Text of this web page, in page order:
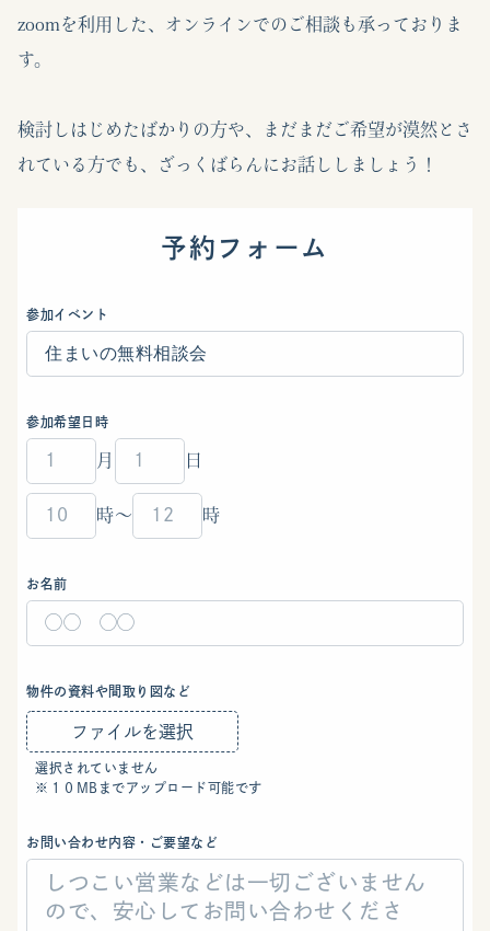
zoomを利用した、オンラインでのご相談も承っておりま
す。
検討しはじめたばかりの方や、まだまだご希望が漠然とさ
れている方でも、ざっくばらんにお話ししましょう！
予約フォーム
参加イベント
参加希望日時
月 日
時〜 時
お名前
物件の資料や間取り図など
ファイルを選択
選択されていません
※１０MBまでアップロード可能です
お問い合わせ内容・ご要望など